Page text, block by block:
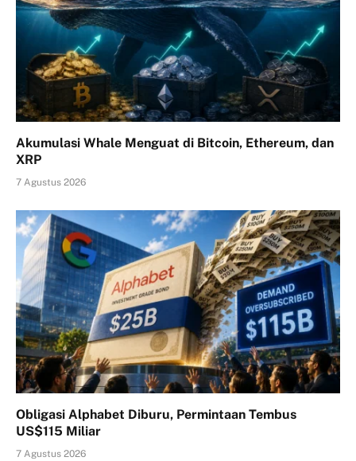
Akumulasi Whale Menguat di Bitcoin, Ethereum, dan
XRP
7 Agustus 2026
Obligasi Alphabet Diburu, Permintaan Tembus
US$115 Miliar
7 Agustus 2026